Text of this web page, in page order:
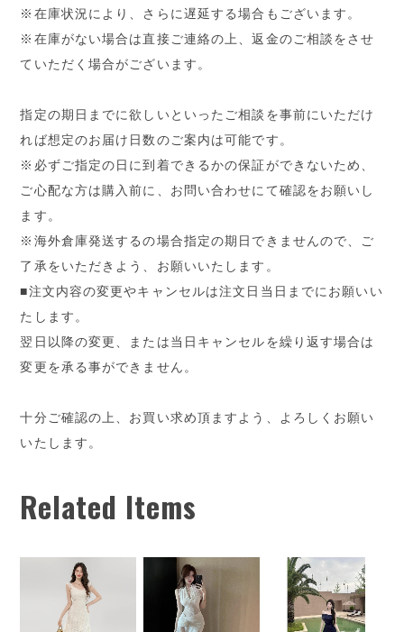
※在庫状況により、さらに遅延する場合もございます。
※在庫がない場合は直接ご連絡の上、返金のご相談をさせ
ていただく場合がございます。
指定の期日までに欲しいといったご相談を事前にいただけ
れば想定のお届け日数のご案内は可能です。
※必ずご指定の日に到着できるかの保証ができないため、
ご心配な方は購入前に、お問い合わせにて確認をお願いし
ます。
※海外倉庫発送するの場合指定の期日できませんので、ご
了承をいただきよう、お願いいたします。
■注文内容の変更やキャンセルは注文日当日までにお願いい
たします。
翌日以降の変更、または当日キャンセルを繰り返す場合は
変更を承る事ができません。
十分ご確認の上、お買い求め頂ますよう、よろしくお願い
いたします。
Related Items